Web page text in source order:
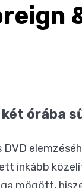
órába
inkább
mögött,